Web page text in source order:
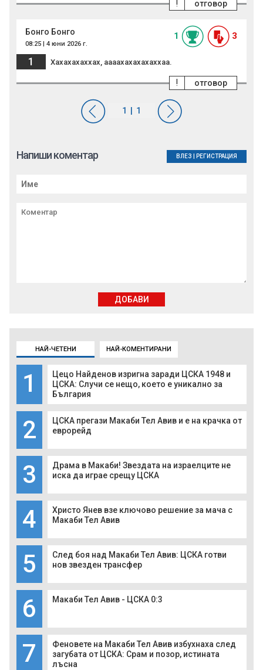
НАЙ-ЧЕТЕНИ НАЙ-КОМЕНТИРАНИ
1
Цецо Найденов изригна заради ЦСКА 1948 и
ЦСКА: Случи се нещо, което е уникално за
България
2
ЦСКА прегази Макаби Тел Авив и е на крачка от
еврорейд
3
Драма в Макаби! Звездата на израелците не
иска да играе срещу ЦСКА
4
Христо Янев взе ключово решение за мача с
Макаби Тел Авив
5
След боя над Макаби Тел Авив: ЦСКА готви
нов звезден трансфер
6 Макаби Тел Авив - ЦСКА 0:3
7
Феновете на Макаби Тел Авив избухнаха след
загубата от ЦСКА: Срам и позор, истината
лъсна
отговор
!
Бонго Бонго
08:25 | 4 юни 2026 г.
1 3
1 Хахахахаххах, аааахахахахаххаа.
отговор
!
Напиши коментар ВЛЕЗ РЕГИСТРАЦИЯ
ДОБАВИ